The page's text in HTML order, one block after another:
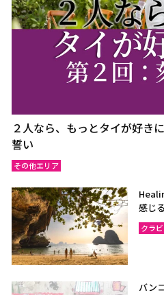
２人なら、もっとタイが好き
誓い
その他エリア
感じ
クラビ
バン